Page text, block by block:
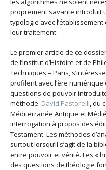
proprement savante introduit
typologie avec
leur traitement.
Le premier article de ce
de l’Institut d’Histoire et de
Techniques – Paris,
profilent avec l’ère
questions de pouvoir
méthode. David Pastorelli, du
Méditerranée Antique et
interrogation à propos des
Testament. Les méthodes
surtout lorsqu’il s’agit de la
entre pouvoir et vérité. Les «
des questions de théologie